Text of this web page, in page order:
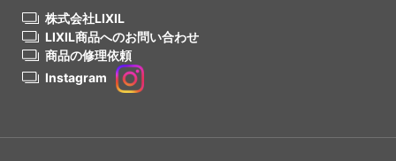
株式会社LIXIL
LIXIL商品へのお問い合わせ
商品の修理依頼
Instagram